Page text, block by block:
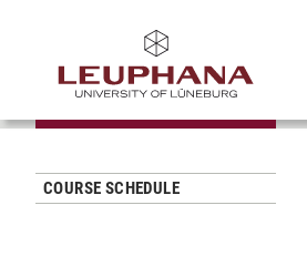
COURSE SCHEDULE